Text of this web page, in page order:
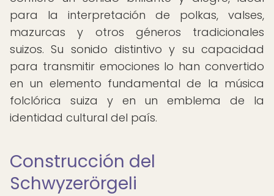
para la interpretación de polkas, valses,
mazurcas y otros géneros tradicionales
suizos. Su sonido distintivo y su capacidad
para transmitir emociones lo han convertido
en un elemento fundamental de la música
folclórica suiza y en un emblema de la
identidad cultural del país.
Construcción del
Schwyzerörgeli